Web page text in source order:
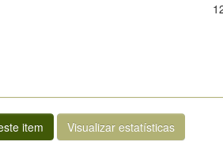
item Visualizar estatísticas